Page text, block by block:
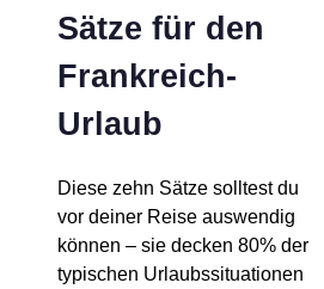
Sätze für den
Frankreich-
Urlaub
Diese zehn Sätze solltest du
vor deiner Reise auswendig
können – sie decken 80% der
typischen Urlaubssituationen